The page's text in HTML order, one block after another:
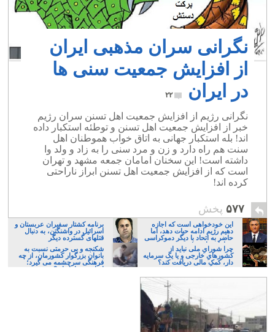
نگرانی سران مذهبی ایران
از افزایش جمعیت سنی ها
در ایران
۲۲
نگرانی رژیم از افزایش جمعیت اهل تسنن سران رژیم
خبر از افزایش جمعیت اهل تسنن و توطئه استکبار داده
اند! بله استکبار جهانی به اتاق خواب هموطنان اهل
سنت هم راه دارد و زن و مرد سنی را به زاد و ولد وا
داشته است! این سخنان امامان جمعه مشهد و تهران
است که از افزایش جمعیت اهل تسنن ابراز ناراحتی
کرده اند!
۵۷۷ پخش
این خودخواهی است که اجازه
دهیم رژیم ادامه حیات دهد، اما
حاضر به اتحاد با دیگر دموکراسی
خواهان نباشیم!
برنامه کشتار سفیران عربستان و
اسرائیل در واشنگتن، به دنبال
قتلهای گسترده دیگر
چرا شورایِ ملی نباید از
کشورهایِ خارجی و یا یک سرمایه
دار، کمکِ مالی دریافت کند؟
شکنجه و بی حرمتی نسبت به
بانوان بزرگوار کشورمان، از چه
فرهنگی سرچشمه می گیرد؛
ایرانی، و یا تازیان؟